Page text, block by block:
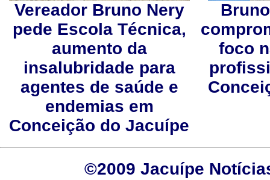
Vereador Bruno Nery
pede Escola Técnica,
aumento da
insalubridade para
agentes de saúde e
endemias em
Conceição do Jacuípe
foco
©2009 Jacuípe